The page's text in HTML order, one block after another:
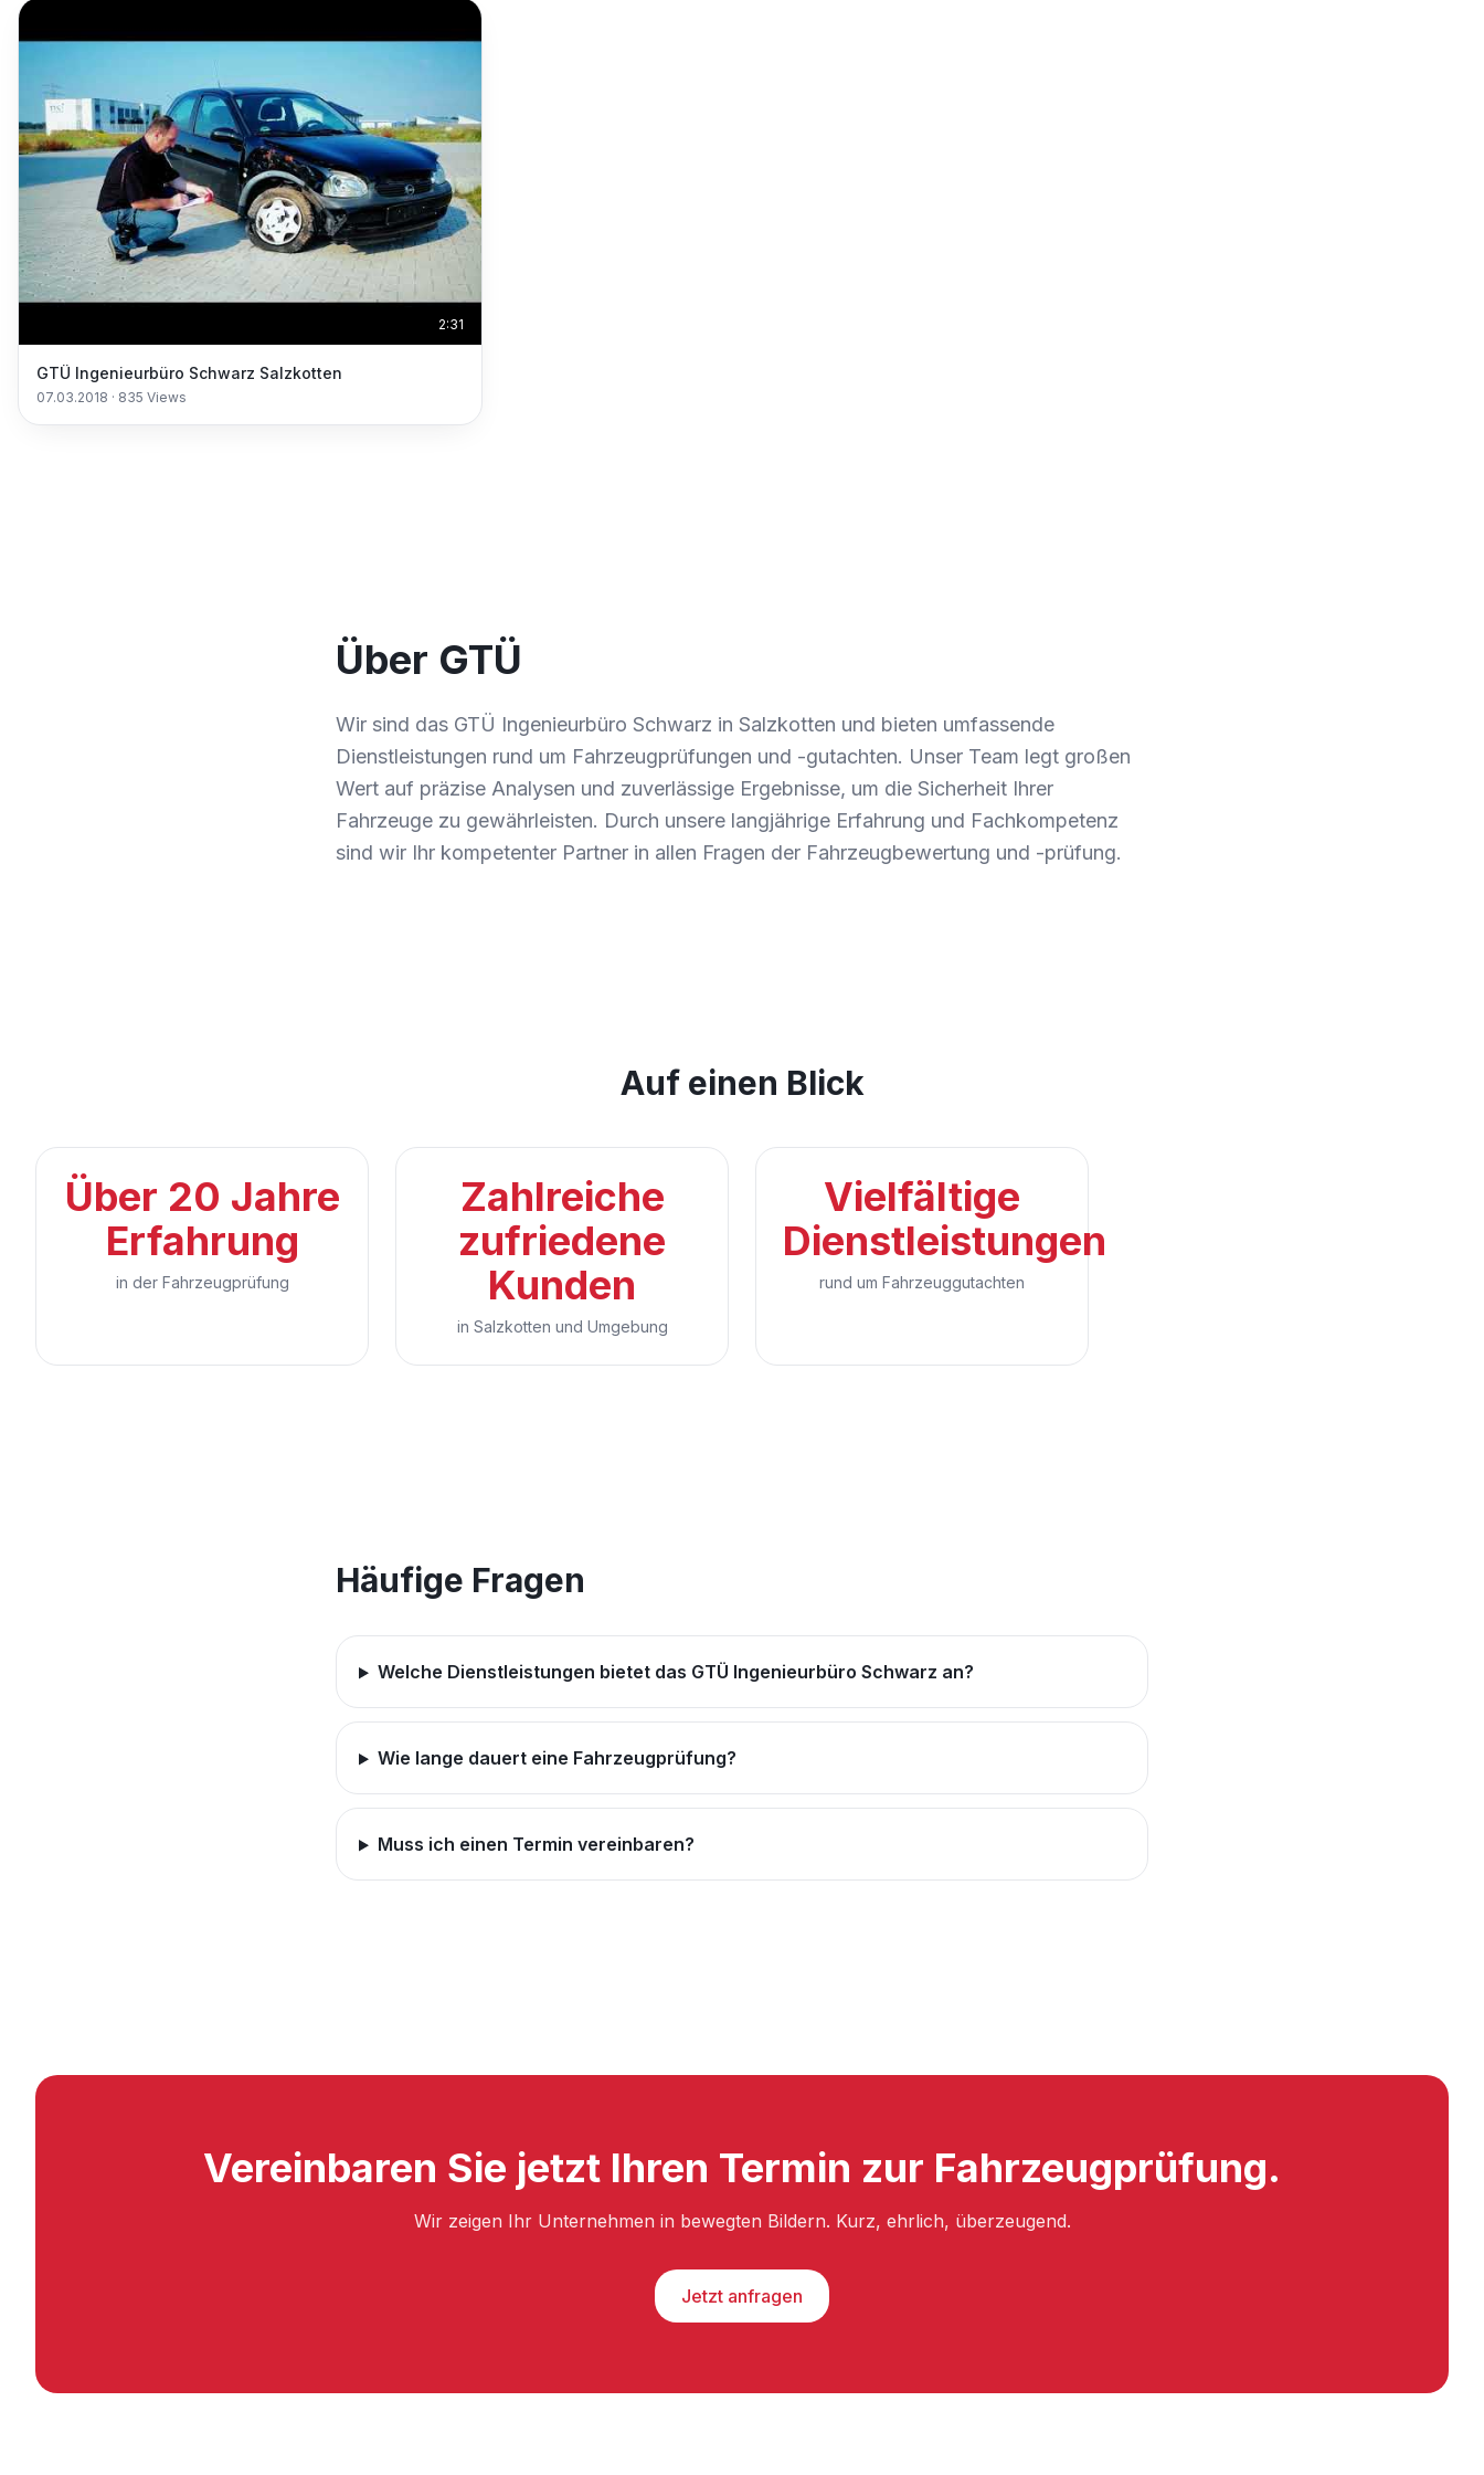
2:31
GTÜ Ingenieurbüro Schwarz Salzkotten
07.03.2018 · 835 Views
Über GTÜ
Wir sind das GTÜ Ingenieurbüro Schwarz in Salzkotten und bieten umfassende
Dienstleistungen rund um Fahrzeugprüfungen und -gutachten. Unser Team legt großen
Wert auf präzise Analysen und zuverlässige Ergebnisse, um die Sicherheit Ihrer
Fahrzeuge zu gewährleisten. Durch unsere langjährige Erfahrung und Fachkompetenz
sind wir Ihr kompetenter Partner in allen Fragen der Fahrzeugbewertung und -prüfung.
Auf einen Blick
Über 20 Jahre
Erfahrung
in der Fahrzeugprüfung
Zahlreiche
zufriedene
Kunden
in Salzkotten und Umgebung
Vielfältige
Dienstleistungen
rund um Fahrzeuggutachten
Häufige Fragen
Welche Dienstleistungen bietet das GTÜ Ingenieurbüro Schwarz an?
Wie lange dauert eine Fahrzeugprüfung?
Muss ich einen Termin vereinbaren?
Vereinbaren Sie jetzt Ihren Termin zur Fahrzeugprüfung.
Wir zeigen Ihr Unternehmen in bewegten Bildern. Kurz, ehrlich, überzeugend.
Jetzt anfragen